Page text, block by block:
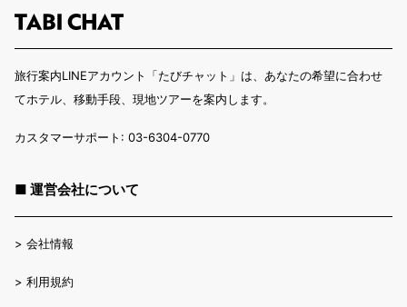
旅行案内LINEアカウント「たびチャット」は、あなたの希望に合わせ
てホテル、移動手段、現地ツアーを案内します。
カスタマーサポート: 03-6304-0770
■ 運営会社について
> 会社情報
> 利用規約